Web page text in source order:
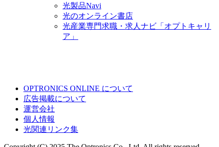
光製品Navi
光のオンライン書店
光産業専門求職・求人ナビ「オプトキャリ
ア」
OPTRONICS ONLINE について
広告掲載について
運営会社
個人情報
光関連リンク集